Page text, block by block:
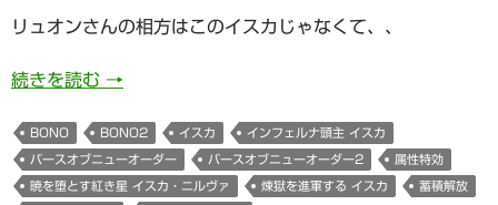
リュオンさんの相方はこのイスカじゃなくて、、
続きを読む 876日目 暁を堕とす紅き星 イスカ・ニルヴ
→
BONO BONO2 イスカ インフェルナ頭主 イスカ
バースオブニューオーダー バースオブニューオーダー2 属性特効
暁を堕とす紅き星 イスカ・ニルヴァ 煉獄を進軍する イスカ 蓄積解放